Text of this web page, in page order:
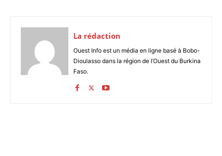
La rédaction
Ouest Info est un média en ligne basé à Bobo-
Dioulasso dans la région de l’Ouest du Burkina
Faso.